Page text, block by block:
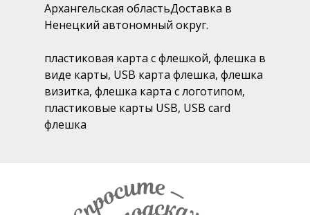
Архангельская областьДоставка в
Ненецкий автономный округ.
пластиковая карта с флешкой, флешка в
виде карты, USB карта флешка, флешка
визитка, флешка карта с логотипом,
пластиковые карты USB, USB card
флешка